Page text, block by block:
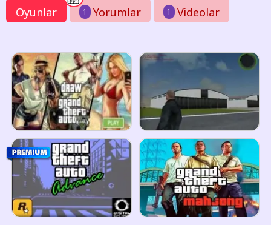
Oyunlar 1 Yorumlar 1 Videolar